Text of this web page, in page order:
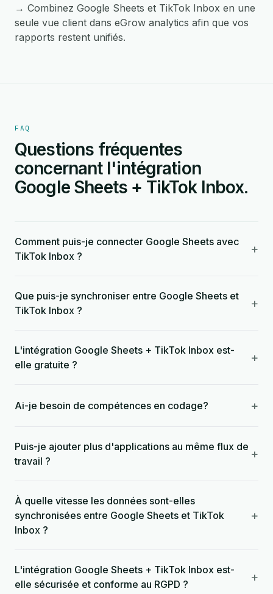
→ Combinez Google Sheets et TikTok Inbox en une
seule vue client dans eGrow analytics afin que vos
rapports restent unifiés.
FAQ
Questions fréquentes
concernant l'intégration
Google Sheets + TikTok Inbox.
Comment puis-je connecter Google Sheets avec
TikTok Inbox ?
+
Que puis-je synchroniser entre Google Sheets et
TikTok Inbox ?
+
L'intégration Google Sheets + TikTok Inbox est-
elle gratuite ?
+
Ai-je besoin de compétences en codage? +
Puis-je ajouter plus d'applications au même flux de
travail ?
+
À quelle vitesse les données sont-elles
synchronisées entre Google Sheets et TikTok
Inbox ?
+
L'intégration Google Sheets + TikTok Inbox est-
elle sécurisée et conforme au RGPD ?
+